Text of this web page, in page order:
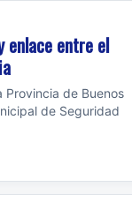
enlace entre el
Provincia de Buenos
de Seguridad